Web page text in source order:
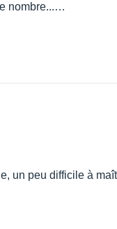
nombre...…
un peu difficile à